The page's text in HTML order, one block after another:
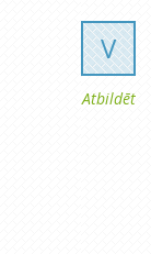
V
Atbildēt